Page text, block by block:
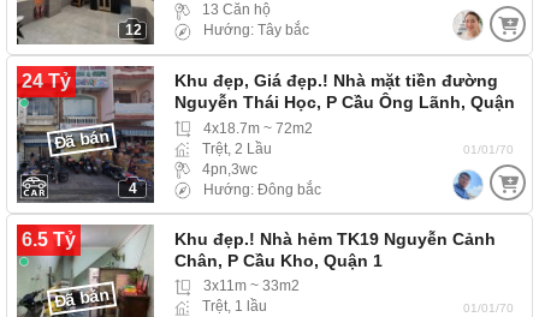
12
13 Căn hộ
Hướng: Tây bắc
24 Tỷ
4
Đã bán
Khu đẹp, Giá đẹp.! Nhà mặt tiền đường
Nguyễn Thái Học, P Cầu Ông Lãnh, Quận
1.
4x18.7m ~ 72m2
Trệt, 2 Lầu
4pn,3wc
Hướng: Đông bắc
01/01/70
6.5 Tỷ
Đã bán
Khu đẹp.! Nhà hẻm TK19 Nguyễn Cảnh
Chân, P Cầu Kho, Quận 1
3x11m ~ 33m2
Trệt, 1 lầu
01/01/70